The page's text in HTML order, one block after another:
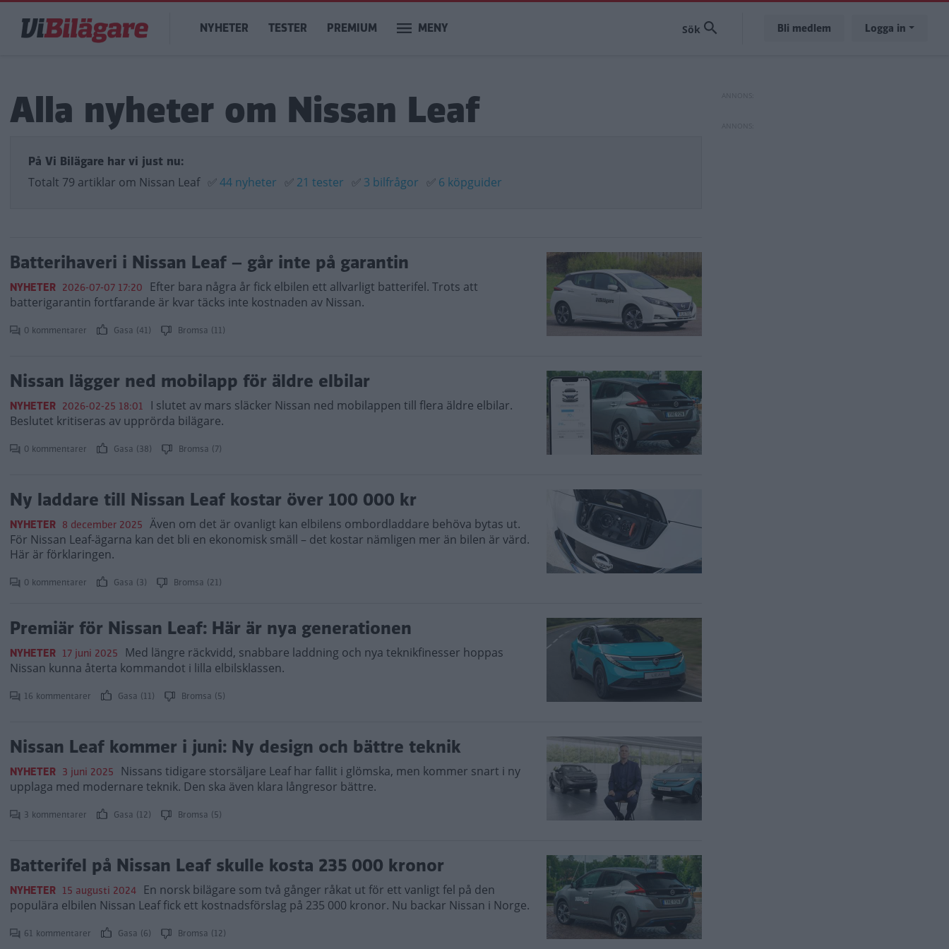
huvudinnehåll
Main
navigation
NYHETER TESTER PREMIUM MENY Bli medlem Logga in
Alla nyheter om Nissan Leaf
På Vi Bilägare har vi just nu:
Totalt 79 artiklar om Nissan Leaf ✅44 nyheter ✅ 21 tester ✅ 3 bilfrågor ✅ 6 köpguider
Batterihaveri i Nissan Leaf – går inte på garantin
NYHETER 2026-07-07 17:20 Efter bara några år fick elbilen ett allvarligt batterifel. Trots att
batterigarantin fortfarande är kvar täcks inte kostnaden av Nissan.
0 kommentarer Gasa (41) Bromsa (11)
Nissan lägger ned mobilapp för äldre elbilar
NYHETER 2026-02-25 18:01 I slutet av mars släcker Nissan ned mobilappen till flera äldre elbilar.
Beslutet kritiseras av upprörda bilägare.
0 kommentarer Gasa (38) Bromsa (7)
Ny laddare till Nissan Leaf kostar över 100 000 kr
NYHETER 8 december 2025 Även om det är ovanligt kan elbilens ombordladdare behöva bytas ut.
För Nissan Leaf-ägarna kan det bli en ekonomisk smäll – det kostar nämligen mer än bilen är värd.
Här är förklaringen.
0 kommentarer Gasa (3) Bromsa (21)
Premiär för Nissan Leaf: Här är nya generationen
NYHETER 17 juni 2025 Med längre räckvidd, snabbare laddning och nya teknikfinesser hoppas
Nissan kunna återta kommandot i lilla elbilsklassen.
16 kommentarer Gasa (11) Bromsa (5)
Nissan Leaf kommer i juni: Ny design och bättre teknik
NYHETER 3 juni 2025 Nissans tidigare storsäljare Leaf har fallit i glömska, men kommer snart i ny
upplaga med modernare teknik. Den ska även klara långresor bättre.
3 kommentarer Gasa (12) Bromsa (5)
Batterifel på Nissan Leaf skulle kosta 235 000 kronor
NYHETER 15 augusti 2024 En norsk bilägare som två gånger råkat ut för ett vanligt fel på den
populära elbilen Nissan Leaf fick ett kostnadsförslag på 235 000 kronor. Nu backar Nissan i Norge.
61 kommentarer Gasa (6) Bromsa (12)